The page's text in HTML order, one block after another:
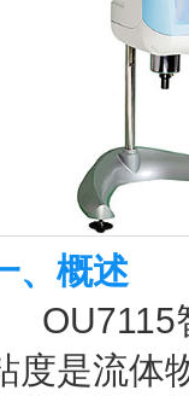
、概述
OU7115
度是流体